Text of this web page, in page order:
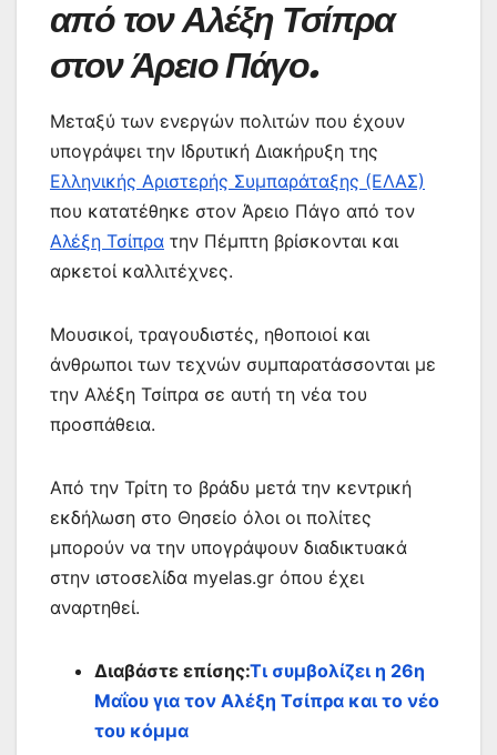
από τον Αλέξη Τσίπρα
στον Άρειο Πάγο.
Μεταξύ των ενεργών πολιτών που έχουν
υπογράψει την Ιδρυτική Διακήρυξη της
Ελληνικής Αριστερής Συμπαράταξης (ΕΛΑΣ)
που κατατέθηκε στον Άρειο Πάγο από τον
Αλέξη Τσίπρα την Πέμπτη βρίσκονται και
αρκετοί καλλιτέχνες.
Μουσικοί, τραγουδιστές, ηθοποιοί και
άνθρωποι των τεχνών συμπαρατάσσονται με
την Αλέξη Τσίπρα σε αυτή τη νέα του
προσπάθεια.
Από την Τρίτη το βράδυ μετά την κεντρική
εκδήλωση στο Θησείο όλοι οι πολίτες
μπορούν να την υπογράψουν διαδικτυακά
στην ιστοσελίδα myelas.gr όπου έχει
αναρτηθεί.
Διαβάστε επίσης:Τι συμβολίζει η 26η
Μαΐου για τον Αλέξη Τσίπρα και το νέο
του κόμμα